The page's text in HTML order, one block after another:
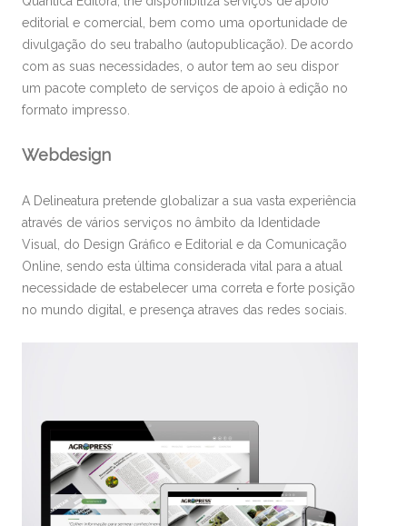
editorial e comercial, bem como uma oportunidade de
divulgação do seu trabalho (autopublicação). De acordo
com as suas necessidades, o autor tem ao seu dispor
um pacote completo de serviços de apoio à edição no
formato impresso.
Webdesign
A Delineatura pretende globalizar a sua vasta experiência
através de vários serviços no âmbito da Identidade
Visual, do Design Gráfico e Editorial e da Comunicação
Online, sendo esta última considerada vital para a atual
necessidade de estabelecer uma correta e forte posição
no mundo digital, e presença atraves das redes sociais.